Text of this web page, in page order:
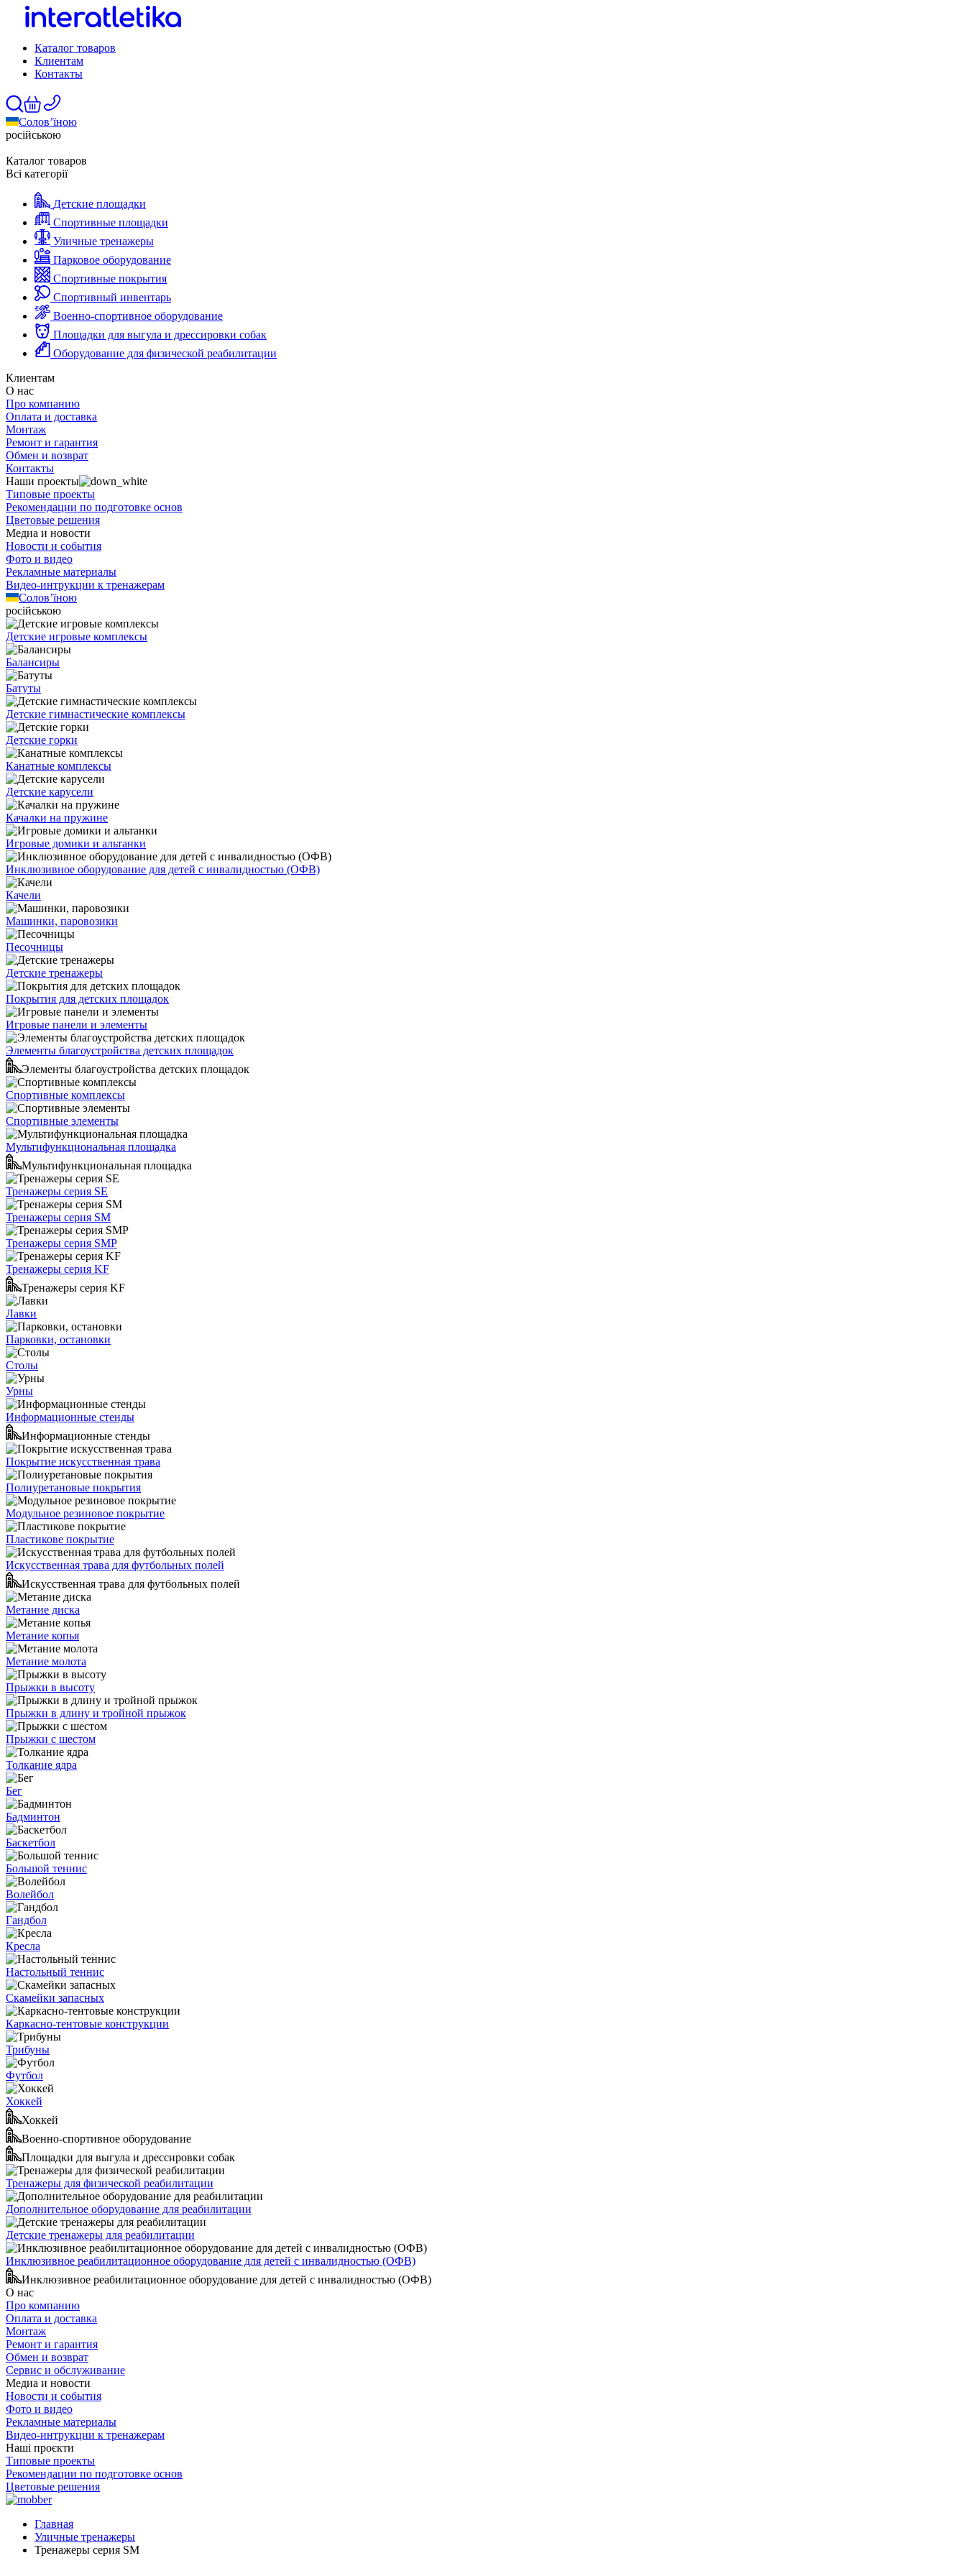
Каталог товаров
Клиентам
Контакты
Солов’їною
російською
Каталог товаров
Всі категорії
Детские площадки
Спортивные площадки
Уличные тренажеры
Парковое оборудование
Спортивные покрытия
Спортивный инвентарь
Военно-спортивное оборудование
Площадки для выгула и дрессировки собак
Оборудование для физической реабилитации
Клиентам
О нас
Про компанию
Оплата и доставка
Монтаж
Ремонт и гарантия
Обмен и возврат
Контакты
Наши проекты
Типовые проекты
Рекомендации по подготовке основ
Цветовые решения
Медиа и новости
Новости и события
Фото и видео
Рекламные материалы
Видео-интрукции к тренажерам
Солов’їною
російською
Детские игровые комплексы
Балансиры
Батуты
Детские гимнастические комплексы
Детские горки
Канатные комплексы
Детские карусели
Качалки на пружине
Игровые домики и альтанки
Инклюзивное оборудование для детей с инвалидностью (ОФВ)
Качели
Машинки, паровозики
Песочницы
Детские тренажеры
Покрытия для детских площадок
Игровые панели и элементы
Элементы благоустройства детских площадок
Элементы благоустройства детских площадок
Спортивные комплексы
Спортивные элементы
Мультифункциональная площадка
Мультифункциональная площадка
Тренажеры серия SE
Тренажеры серия SM
Тренажеры серия SMP
Тренажеры серия KF
Тренажеры серия KF
Лавки
Парковки, остановки
Столы
Урны
Информационные стенды
Информационные стенды
Покрытие искусственная трава
Полиуретановые покрытия
Модульное резиновое покрытие
Пластикове покрытие
Искусственная трава для футбольных полей
Искусственная трава для футбольных полей
Метание диска
Метание копья
Метание молота
Прыжки в высоту
Прыжки в длину и тройной прыжок
Прыжки с шестом
Толкание ядра
Бег
Бадминтон
Баскетбол
Большой теннис
Волейбол
Гандбол
Кресла
Настольный теннис
Скамейки запасных
Каркасно-тентовые конструкции
Трибуны
Футбол
Хоккей
Хоккей
Военно-спортивное оборудование
Площадки для выгула и дрессировки собак
Тренажеры для физической реабилитации
Дополнительное оборудование для реабилитации
Детские тренажеры для реабилитации
Инклюзивное реабилитационное оборудование для детей с инвалидностью (ОФВ)
Инклюзивное реабилитационное оборудование для детей с инвалидностью (ОФВ)
О нас
Про компанию
Оплата и доставка
Монтаж
Ремонт и гарантия
Обмен и возврат
Сервис и обслуживание
Медиа и новости
Новости и события
Фото и видео
Рекламные материалы
Видео-интрукции к тренажерам
Наші проєкти
Типовые проекты
Рекомендации по подготовке основ
Цветовые решения
Главная
Уличные тренажеры
Тренажеры серия SM